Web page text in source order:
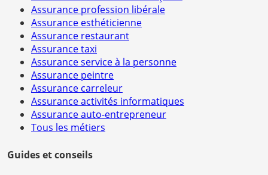
Assurance profession libérale
Assurance esthéticienne
Assurance restaurant
Assurance taxi
Assurance service à la personne
Assurance peintre
Assurance carreleur
Assurance activités informatiques
Assurance auto-entrepreneur
Tous les métiers
Guides et conseils